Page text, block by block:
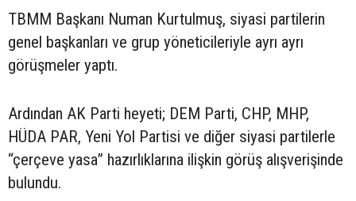
TBMM Başkanı Numan Kurtulmuş, siyasi partilerin
genel başkanları ve grup yöneticileriyle ayrı ayrı
görüşmeler yaptı.
Ardından AK Parti heyeti; DEM Parti, CHP, MHP,
HÜDA PAR, Yeni Yol Partisi ve diğer siyasi partilerle
“çerçeve yasa” hazırlıklarına ilişkin görüş alışverişinde
bulundu.